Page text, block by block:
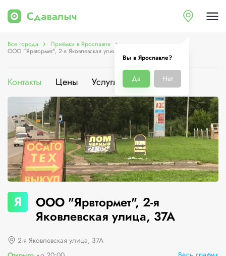
Вы в Ярославле?
Да Нет
Все города Приёмки в Ярославле
ООО "Ярвтормет", 2-я Яковлевская улица, 37А
Контакты Цены Услуги О компании
Я
ООО "Ярвтормет", 2-я
Яковлевская улица, 37А
2-я Яковлевская улица, 37А